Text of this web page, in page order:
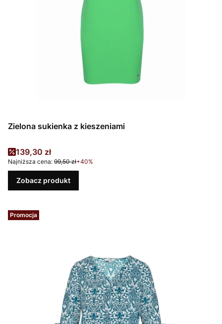
Zielona sukienka z kieszeniami
Cena promocyjna
139,30 zł
Najniższa cena: 99,50 zł+40%
Zobacz produkt
Promocja